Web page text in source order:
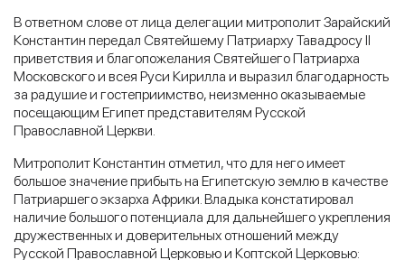
В ответном слове от лица делегации митрополит Зарайский
Константин передал Святейшему Патриарху Тавадросу II
приветствия и благопожелания Святейшего Патриарха
Московского и всея Руси Кирилла и выразил благодарность
за радушие и гостеприимство, неизменно оказываемые
посещающим Египет представителям Русской
Православной Церкви.
Митрополит Константин отметил, что для него имеет
большое значение прибыть на Египетскую землю в качестве
Патриаршего экзарха Африки. Владыка констатировал
наличие большого потенциала для дальнейшего укрепления
дружественных и доверительных отношений между
Русской Православной Церковью и Коптской Церковью: